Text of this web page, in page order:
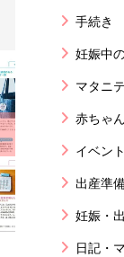
手続き
妊娠中
マタニ
赤ちゃ
イベント
出産準
妊娠・
日記・